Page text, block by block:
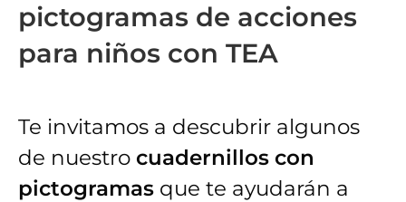
pictogramas de acciones
para niños con TEA
Te invitamos a descubrir algunos
de nuestro cuadernillos con
pictogramas que te ayudarán a